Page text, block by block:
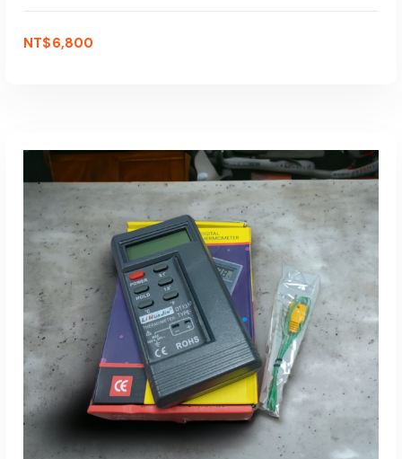
加入購物車
NT$6,800